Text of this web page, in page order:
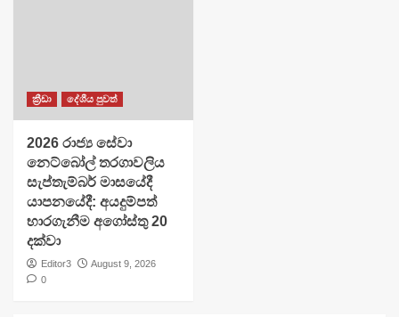
ක්‍රීඩා දේශීය පුවත්
2026 රාජ්‍ය සේවා
නෙට්බෝල් තරගාවලිය
සැප්තැම්බර් මාසයේදී
යාපනයේදී: අයදුම්පත්
භාරගැනීම අගෝස්තු 20
දක්වා
Editor3
August 9, 2026
0